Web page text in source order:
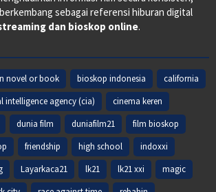
sebagai referensi hiburan digital
dan bioskop online.
novel or book bioskop indonesia
california
intelligence agency (cia)
cinema keren
dunia film duniafilm21
film bioskop
friendship high school
indoxxi
Layarkaca21 lk21 lk21 xxi
magic